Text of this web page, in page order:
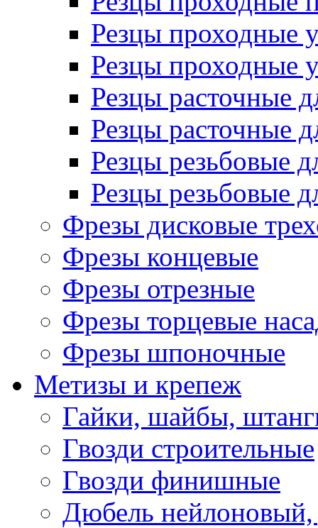
Резцы проходные
Резцы проходные
Резцы расточные
Резцы расточные
Резцы резьбовые
Резцы резьбовые
Фрезы дисковые
Фрезы концевые
Фрезы отрезные
Фрезы торцевые
Фрезы шпоночные
Метизы и крепеж
Гайки, шайбы,
Гвозди строительные
Гвозди финишные
Дюбель нейлоновый,